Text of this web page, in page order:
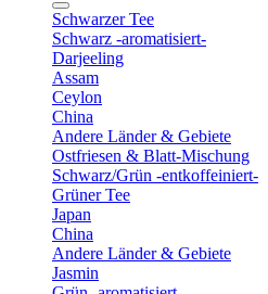
Schwarzer Tee
Schwarz -aromatisiert-
Darjeeling
Assam
Ceylon
China
Andere Länder & Gebiete
Ostfriesen & Blatt-Mischung
Schwarz/Grün -entkoffeiniert-
Grüner Tee
Japan
China
Andere Länder & Gebiete
Jasmin